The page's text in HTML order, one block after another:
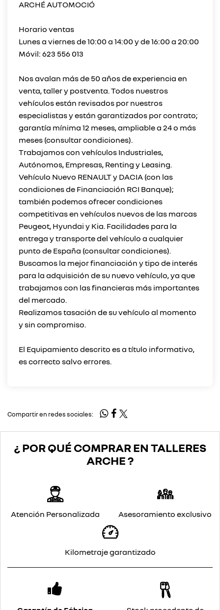
ARCHÉ AUTOMOCIÓ
Horario ventas
Lunes a viernes de 10:00 a 14:00 y de 16:00 a 20:00
Móvil: 623 556 013
Nos avalan más de 50 años de experiencia en
venta, taller y postventa. Todos nuestros
vehículos están revisados por nuestros
especialistas y están garantizados por contrato;
garantía mínima 12 meses, ampliable a 24 o más
meses (consultar condiciones).
Trabajamos con vehículos Industriales,
Autónomos, Empresas, Renting y Leasing.
Vehículo Nuevo RENAULT y DACIA (con las
condiciones de Financiación RCI Banque);
también podemos ofrecer condiciones
competitivas en vehículos nuevos de las marcas
Peugeot, Hyundai y Kia. Facilidades para la
entrega y transporte del vehículo a cualquier
punto de España (consultar condiciones).
Buscamos la mejor financiación y tipo de interés
para la adquisición de su nuevo vehículo, ya que
trabajamos con las financieras más importantes
del mercado.
Realizamos tasación de su vehículo al momento
y sin compromiso.
El Equipamiento descrito es a título informativo,
Compartir en redes sociales:
¿ POR QUÉ COMPRAR EN TALLERES
ARCHE ?
Atención Personalizada Asesoramiento exclusivo
Kilometraje garantizado